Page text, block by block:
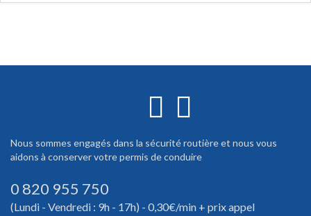
Nous sommes engagés dans la sécurité routière et nous vous
aidons à conserver votre permis de conduire
0 820 955 750
(Lundi - Vendredi : 9h - 17h) - 0,30€/min + prix appel